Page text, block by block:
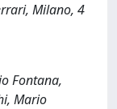
Milano, 4
Fontana,
Mario